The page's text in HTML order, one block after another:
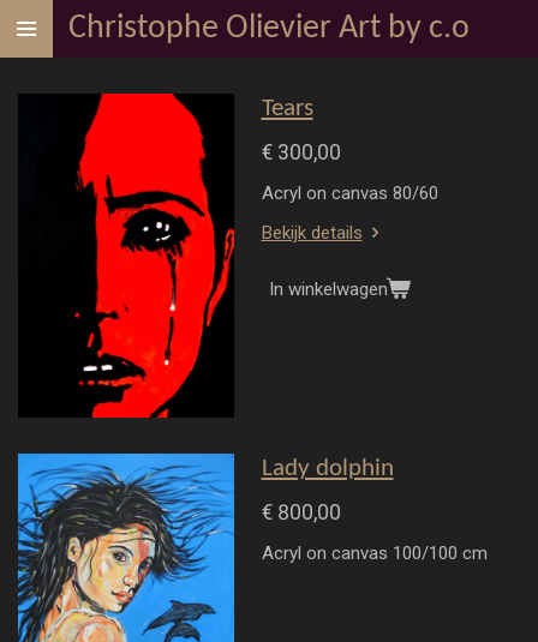
Ga
direct
hoofdinhoud
Christophe Olievier Art by c.o
Tears
€ 300,00
Acryl on canvas 80/60
Bekijk details
In winkelwagen
Lady dolphin
€ 800,00
Acryl on canvas 100/100 cm